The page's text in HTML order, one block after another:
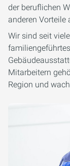
der beruflichen
anderen Vorteile
Wir sind seit
Mitarbeitern
Region und